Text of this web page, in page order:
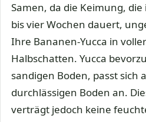
Samen, da die Keimung,
bis vier Wochen dauert,
Ihre Bananen-Yucca in
Halbschatten. Yucca
sandigen Boden, passt sich
durchlässigen Boden an.
verträgt jedoch keine